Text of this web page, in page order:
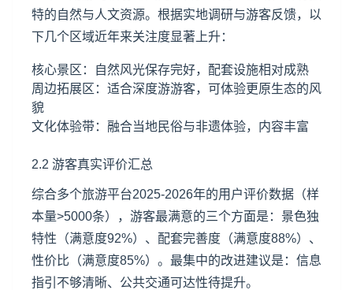
特的自然与人文资源。根据实地调研与游客反馈，以
下几个区域近年来关注度显著上升：
核心景区：自然风光保存完好，配套设施相对成熟
周边拓展区：适合深度游游客，可体验更原生态的风
貌
文化体验带：融合当地民俗与非遗体验，内容丰富
2.2 游客真实评价汇总
综合多个旅游平台2025-2026年的用户评价数据（样
本量>5000条），游客最满意的三个方面是：景色独
特性（满意度92%）、配套完善度（满意度88%）、
性价比（满意度85%）。最集中的改进建议是：信息
指引不够清晰、公共交通可达性待提升。